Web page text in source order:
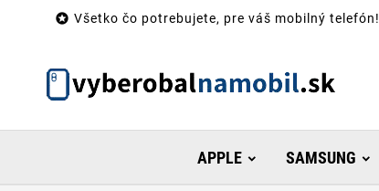
 Všetko čo potrebujete, pre váš mobilný telefón!
APPLE SAMSUNG